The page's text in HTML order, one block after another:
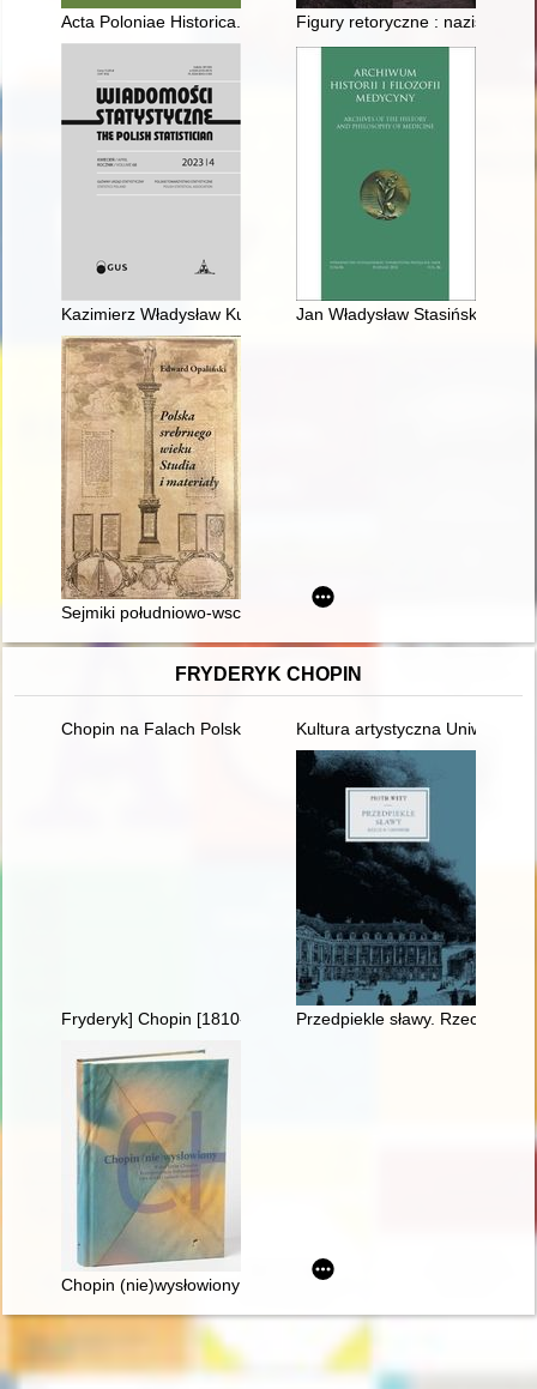
Acta Poloniae Historica. [T.] 128 (2023)Figury retoryczne :
Kazimierz Władysław Kumaniecki - inicjator powstania
Jan Władysław Stasiński
Sejmiki południowo-wschodnie a Rzeczpospolita w latach
FRYDERYK CHOPIN
Chopin na Falach Polskiego RadiaKultura artystyczna
Fryderyk] Chopin [1810-1849] i George Sand [1804-1876]
Przedpiekle sławy. Rzecz o
Chopin (nie)wysłowiony : wokół listów Chopina... :